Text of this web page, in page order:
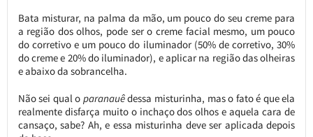
Bata misturar, na palma da mão, um pouco do seu creme para
a região dos olhos, pode ser o creme facial mesmo, um pouco
do corretivo e um pouco do iluminador (50% de corretivo, 30%
do creme e 20% do iluminador), e aplicar na região das olheiras
e abaixo da sobrancelha.
Não sei qual o paranauêdessa misturinha, mas o fato é que ela
realmente disfarça muito o inchaço dos olhos e aquela cara de
cansaço, sabe? Ah, e essa misturinha deve ser aplicada depois